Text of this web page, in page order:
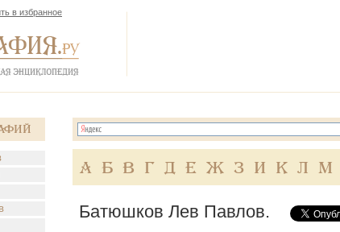
в избранное
А Б В Г Д Е Ж З И К Л М
Батюшков Лев Павлов.